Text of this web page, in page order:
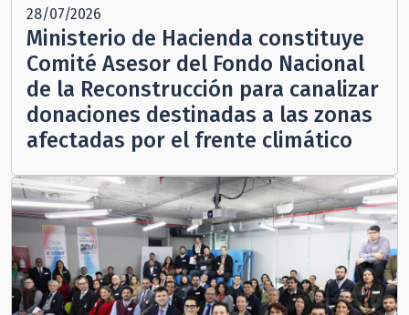
28/07/2026
Ministerio de Hacienda constituye
Comité Asesor del Fondo Nacional
de la Reconstrucción para canalizar
donaciones destinadas a las zonas
afectadas por el frente climático